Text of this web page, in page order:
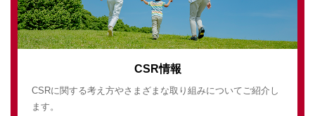
CSR情報
CSRに関する考え方やさまざまな取り組みについてご紹介し
ます。